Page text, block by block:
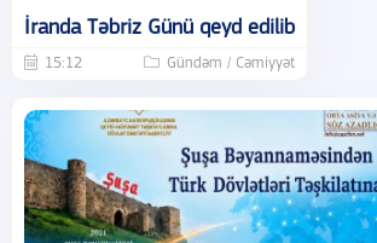
İranda Təbriz Günü qeyd edilib
15:12 Gündəm / Cəmiyyət